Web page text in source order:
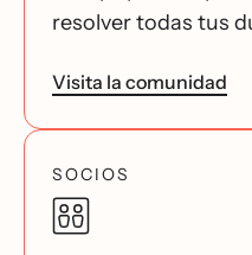
resolver todas tus
Visita la comunidad
SOCIOS